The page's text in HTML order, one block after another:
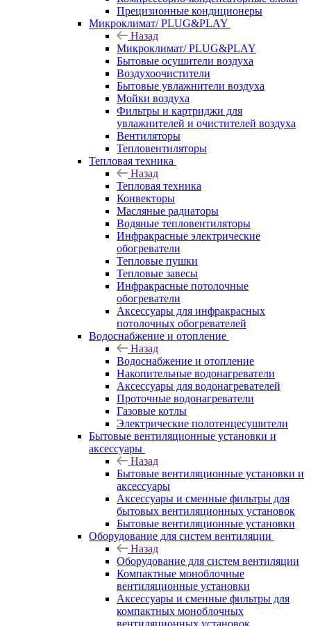
Прецизионные кондиционеры
Микроклимат/ PLUG&PLAY
Назад
Микроклимат/ PLUG&PLAY
Бытовые осушители воздуха
Воздухоочистители
Бытовые увлажнители воздуха
Мойки воздуха
Фильтры и картриджи для
увлажнителей и очистителей воздуха
Вентиляторы
Тепловентиляторы
Тепловая техника
Назад
Тепловая техника
Конвекторы
Масляные радиаторы
Водяные тепловентиляторы
Инфракрасные электрические
обогреватели
Тепловые пушки
Тепловые завесы
Инфракрасные потолочные
обогреватели
Аксессуары для инфракрасных
потолочных обогревателей
Водоснабжение и отопление
Назад
Водоснабжение и отопление
Накопительные водонагреватели
Аксессуары для водонагревателей
Проточные водонагреватели
Газовые котлы
Электрические полотенцесушители
Бытовые вентиляционные установки и
аксессуары
Назад
Бытовые вентиляционные установки и
аксессуары
Аксессуары и сменные фильтры для
бытовых вентиляционных установок
Бытовые вентиляционные установки
Оборудование для систем вентиляции
Назад
Оборудование для систем вентиляции
Компактные моноблочные
вентиляционные установки
Аксессуары и сменные фильтры для
компактных моноблочных
вентиляционных установок